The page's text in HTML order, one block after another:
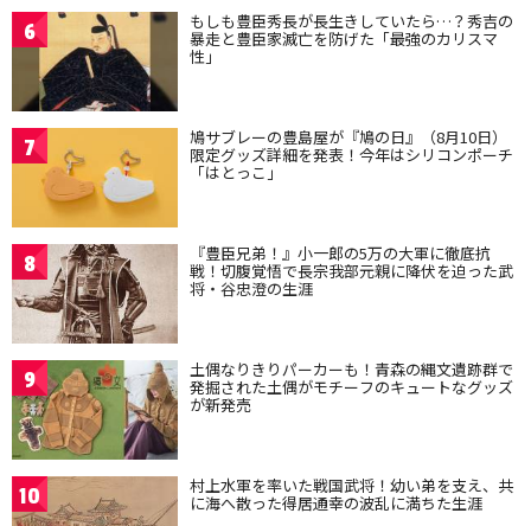
6 もしも豊臣秀長が長生きしていたら…？秀吉の
暴走と豊臣家滅亡を防げた「最強のカリスマ
性」
7 鳩サブレーの豊島屋が『鳩の日』（8月10日）
限定グッズ詳細を発表！今年はシリコンポーチ
「はとっこ」
8 『豊臣兄弟！』小一郎の5万の大軍に徹底抗
戦！切腹覚悟で長宗我部元親に降伏を迫った武
将・谷忠澄の生涯
9 土偶なりきりパーカーも！青森の縄文遺跡群で
発掘された土偶がモチーフのキュートなグッズ
が新発売
10 村上水軍を率いた戦国武将！幼い弟を支え、共
に海へ散った得居通幸の波乱に満ちた生涯